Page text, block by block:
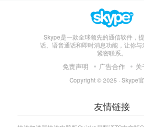
Skype是一款全球领先的通信软件，
话、语音通话和即时消息功能，让你
紧密联系。
免责声明 广告合作 关
Copyright © 2025 · Skype
友情链接